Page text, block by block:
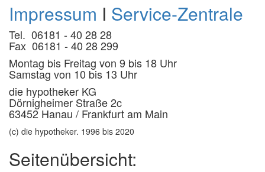
Impressum I Service-Zentrale
Tel. 06181 - 40 28 28
Fax 06181 - 40 28 299
Montag bis Freitag von 9 bis 18 Uhr
Samstag von 10 bis 13 Uhr
die hypotheker KG
Dörnigheimer Straße 2c
63452 Hanau / Frankfurt am Main
(c) die hypotheker. 1996 bis 2020
Seitenübersicht: